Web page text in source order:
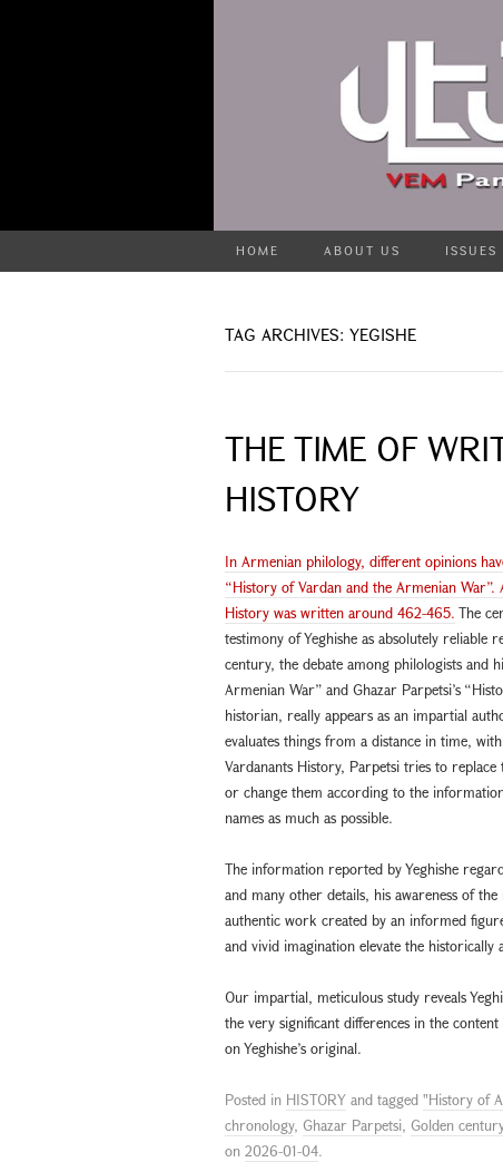
HOME ABOUT US ISSUES
TAG ARCHIVES: YEGISHE
THE TIME OF
HISTORY
In Armenian philology, different opinions
“History of Vardan and the Armenian War”.
History was written around 462-465. The
testimony of Yeghishe as absolutely reliable
century, the debate among philologists and
Armenian War” and Ghazar Parpetsi’s
historian, really appears as an impartial
evaluates things from a distance in time,
Vardanants History, Parpetsi tries to
or change them according to the
names as much as possible.
The information reported by Yeghishe
and many other details, his awareness of
authentic work created by an informed
and vivid imagination elevate the
Our impartial, meticulous study reveals
the very significant differences in the
on Yeghishe’s original.
Posted in HISTORY and tagged "History of
chronology, Ghazar Parpetsi, Golden century
on 2026-01-04.